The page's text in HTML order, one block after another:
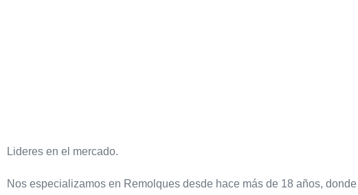
Lideres en el mercado.
Nos especializamos en Remolques desde hace más de 18 años,